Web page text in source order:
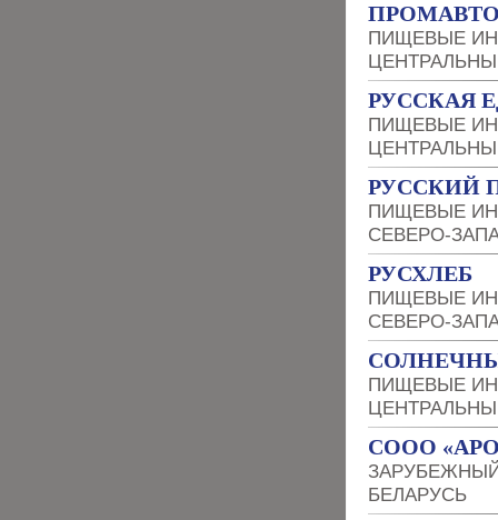
ПИЩЕВЫЕ
РУССКАЯ
ПИЩЕВЫЕ
РУССКИЙ
ПИЩЕВЫЕ
СЕВЕРО-
РУСХЛЕБ
ПИЩЕВЫЕ
СЕВЕРО-
ПИЩЕВЫЕ
СООО
БЕЛАРУСЬ